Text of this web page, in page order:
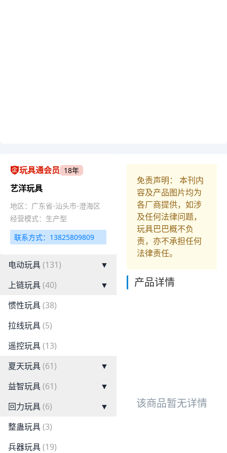
玩具通会员 18年
艺洋玩具
地区：广东省-汕头市-澄海区
经营模式：生产型
联系方式：13825809809
电动玩具(131)
▼
上链玩具(40)
▼
惯性玩具(38)
拉线玩具(5)
遥控玩具(13)
夏天玩具(61)
▼
益智玩具(61)
▼
回力玩具(6)
▼
整蛊玩具(3)
兵器玩具(19)
免责声明： 本刊内
容及产品图片均为
各厂商提供，如涉
及任何法律问题，
玩具巴巴概不负
责，亦不承担任何
法律责任。
产品详情
该商品暂无详情